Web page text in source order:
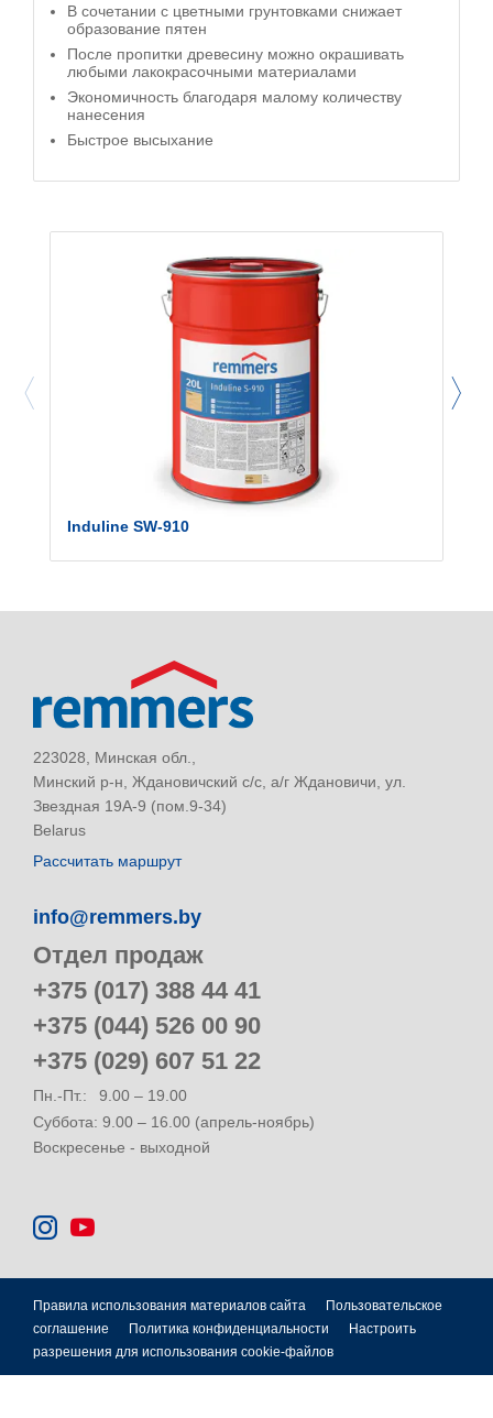
В сочетании с цветными грунтовками снижает
образование пятен
После пропитки древесину можно окрашивать
любыми лакокрасочными материалами
Экономичность благодаря малому количеству
нанесения
Быстрое высыхание
Induline SW-910
223028, Минская обл.,
Минский р-н, Ждановичский с/с, а/г Ждановичи, ул.
Звездная 19А-9 (пом.9-34)
Belarus
Рассчитать маршрут
info@remmers.by
Отдел продаж
+375 (017) 388 44 41
+375 (044) 526 00 90
+375 (029) 607 51 22
Пн.-Пт.:
9.00 – 19.00
Суббота: 9.00 – 16.00 (апрель-ноябрь)
Воскресенье - выходной
Правила использования материалов сайта
Пользовательское
соглашение
Политика конфиденциальности
Настроить
разрешения для использования cookie-файлов